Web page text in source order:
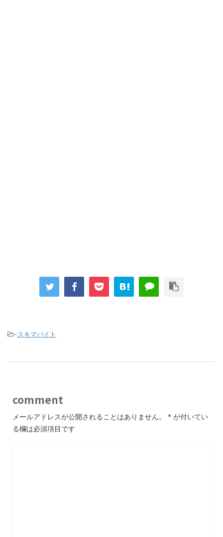
-スキマバイト
comment
メールアドレスが公開されることはありません。 * が付いてい
る欄は必須項目です